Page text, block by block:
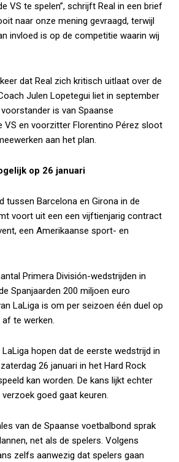
VS te spelen”, schrijft Real in een brief
naar onze mening gevraagd, terwijl
invloed is op de competitie waarin wij
dat Real zich kritisch uitlaat over de
Julen Lopetegui liet in september
is van Spaanse
VS en voorzitter Florentino Pérez sloot
aan het plan.
op 26 januari
tussen Barcelona en Girona in de
voort uit een een vijftienjarig contract
een Amerikaanse sport- en
Primera División-wedstrijden in
Spanjaarden 200 miljoen euro
LaLiga is om per seizoen één duel op
te werken.
hopen dat de eerste wedstrijd in
26 januari in het Hard Rock
kan worden. De kans lijkt echter
verzoek goed gaat keuren.
van de Spaanse voetbalbond sprak
net als de spelers. Volgens
zelfs aanwezig dat spelers gaan